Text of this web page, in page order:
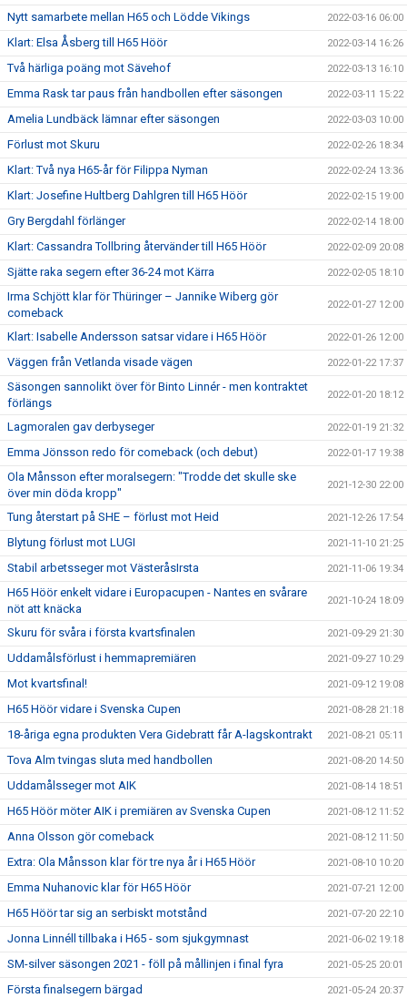
Nytt samarbete mellan H65 och Lödde Vikings 2022-03-16 06:00
Klart: Elsa Åsberg till H65 Höör 2022-03-14 16:26
Två härliga poäng mot Sävehof 2022-03-13 16:10
Emma Rask tar paus från handbollen efter säsongen 2022-03-11 15:22
Amelia Lundbäck lämnar efter säsongen 2022-03-03 10:00
Förlust mot Skuru 2022-02-26 18:34
Klart: Två nya H65-år för Filippa Nyman 2022-02-24 13:36
Klart: Josefine Hultberg Dahlgren till H65 Höör 2022-02-15 19:00
Gry Bergdahl förlänger 2022-02-14 18:00
Klart: Cassandra Tollbring återvänder till H65 Höör 2022-02-09 20:08
Sjätte raka segern efter 36-24 mot Kärra 2022-02-05 18:10
Irma Schjött klar för Thüringer – Jannike Wiberg gör
comeback
2022-01-27 12:00
Klart: Isabelle Andersson satsar vidare i H65 Höör 2022-01-26 12:00
Väggen från Vetlanda visade vägen 2022-01-22 17:37
Säsongen sannolikt över för Binto Linnér - men kontraktet
förlängs
2022-01-20 18:12
Lagmoralen gav derbyseger 2022-01-19 21:32
Emma Jönsson redo för comeback (och debut) 2022-01-17 19:38
Ola Månsson efter moralsegern: "Trodde det skulle ske
över min döda kropp"
2021-12-30 22:00
Tung återstart på SHE – förlust mot Heid 2021-12-26 17:54
Blytung förlust mot LUGI 2021-11-10 21:25
Stabil arbetsseger mot VästeråsIrsta 2021-11-06 19:34
H65 Höör enkelt vidare i Europacupen - Nantes en svårare
nöt att knäcka
2021-10-24 18:09
Skuru för svåra i första kvartsfinalen 2021-09-29 21:30
Uddamålsförlust i hemmapremiären 2021-09-27 10:29
Mot kvartsfinal! 2021-09-12 19:08
H65 Höör vidare i Svenska Cupen 2021-08-28 21:18
18-åriga egna produkten Vera Gidebratt får A-lagskontrakt 2021-08-21 05:11
Tova Alm tvingas sluta med handbollen 2021-08-20 14:50
Uddamålsseger mot AIK 2021-08-14 18:51
H65 Höör möter AIK i premiären av Svenska Cupen 2021-08-12 11:52
Anna Olsson gör comeback 2021-08-12 11:50
Extra: Ola Månsson klar för tre nya år i H65 Höör 2021-08-10 10:20
Emma Nuhanovic klar för H65 Höör 2021-07-21 12:00
H65 Höör tar sig an serbiskt motstånd 2021-07-20 22:10
Jonna Linnéll tillbaka i H65 - som sjukgymnast 2021-06-02 19:18
SM-silver säsongen 2021 - föll på mållinjen i final fyra 2021-05-25 20:01
Första finalsegern bärgad 2021-05-24 20:37